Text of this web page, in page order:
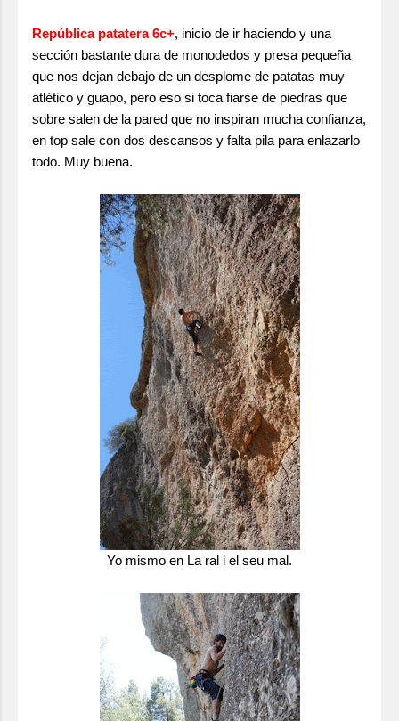
República patatera 6c+, inicio de ir haciendo y una
sección bastante dura de monodedos y presa pequeña
que nos dejan debajo de un desplome de patatas muy
atlético y guapo, pero eso si toca fiarse de piedras que
sobre salen de la pared que no inspiran mucha confianza,
en top sale con dos descansos y falta pila para enlazarlo
todo. Muy buena.
Yo mismo en La ral i el seu mal.